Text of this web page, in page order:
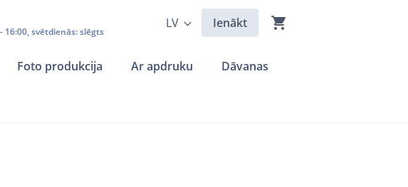
16:00, svētdienās: slēgts
LV Ienākt
Foto produkcija Ar apdruku Dāvanas